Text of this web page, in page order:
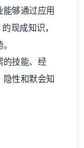
够通过应用
的现成知识，
的技能、经
性和默会知